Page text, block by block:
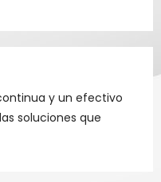
y un efectivo
soluciones que